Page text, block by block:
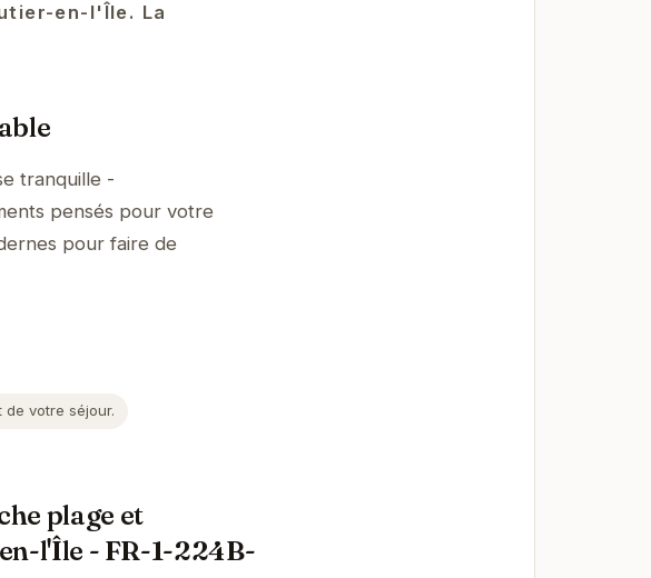
en-l'Île. La
tranquille -
pensés pour votre
pour faire de
votre séjour.
plage et
l'Île - FR-1-224B-